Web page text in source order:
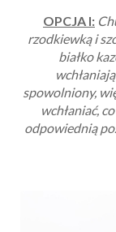
OPCJA I:
rzodkiewką i
białko
spowolniony,
wchłaniać,
odpowiednią